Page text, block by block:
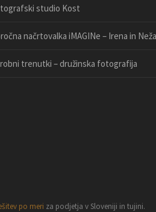
studio Kost
načrtovalka iMAGINe – Irena in Neža
trenutki – družinska fotografija
po meri za podjetja v Sloveniji in tujini.